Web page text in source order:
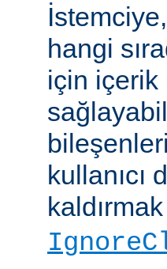
hangi
için içerik
kullanıcı